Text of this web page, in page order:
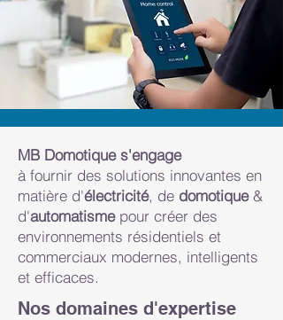
MB Domotique s'engage
à fournir des solutions innovantes en
matière d'électricité, de domotique&
d'automatismepour créer des
environnements résidentiels et
commerciaux modernes, intelligents
et efficaces.
Nos domaines d'expertise